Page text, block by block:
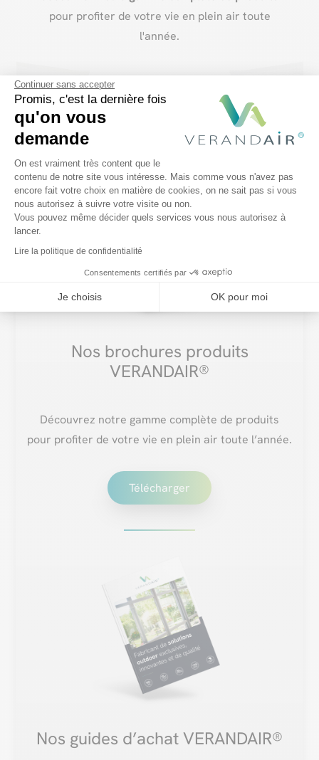
Continuer sans accepter
Promis, c'est la dernière fois
qu'on vous
demande
Plateforme de Gestion du
On est vraiment très content que le
contenu de notre site vous intéresse. Mais comme vous n'avez pas
encore fait votre choix en matière de cookies, on ne sait pas si vous
nous autorisez à suivre votre visite ou non.
Vous pouvez même décider quels services vous nous autorisez à
lancer.
Lire la politique de confidentialité
Consentements certifiés par
Je choisis OK pour moi
Axeptio consent
pour profiter de votre vie en plein air toute
l'année.
Je télécharge ma brochure
Nos brochures produits
VERANDAIR®
Découvrez notre gamme complète de produits
pour profiter de votre vie en plein air toute l’année.
Télécharger
Nos guides d’achat VERANDAIR®